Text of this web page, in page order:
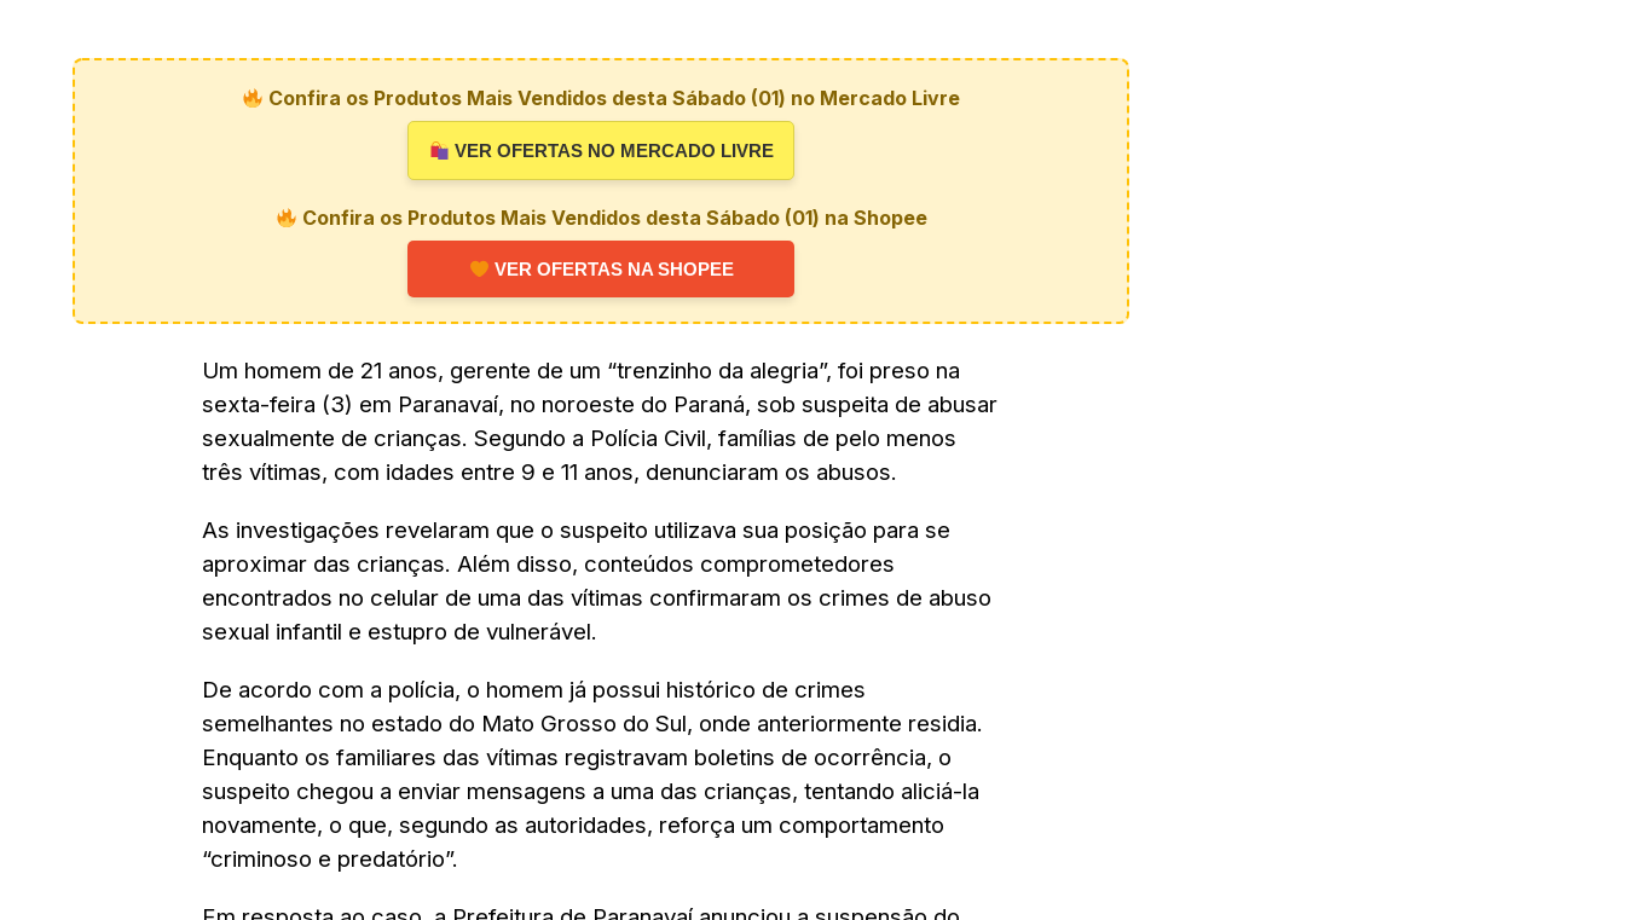
Confira os Produtos Mais Vendidos desta Sábado (01) no Mercado Livre
VER OFERTAS NO MERCADO LIVRE
Confira os Produtos Mais Vendidos desta Sábado (01) na Shopee
VER OFERTAS NA SHOPEE
Um homem de 21 anos, gerente de um “trenzinho da alegria”, foi preso na
sexta-feira (3) em Paranavaí, no noroeste do Paraná, sob suspeita de abusar
sexualmente de crianças. Segundo a Polícia Civil, famílias de pelo menos
três vítimas, com idades entre 9 e 11 anos, denunciaram os abusos.
As investigações revelaram que o suspeito utilizava sua posição para se
aproximar das crianças. Além disso, conteúdos comprometedores
encontrados no celular de uma das vítimas confirmaram os crimes de abuso
sexual infantil e estupro de vulnerável.
De acordo com a polícia, o homem já possui histórico de crimes
semelhantes no estado do Mato Grosso do Sul, onde anteriormente residia.
Enquanto os familiares das vítimas registravam boletins de ocorrência, o
suspeito chegou a enviar mensagens a uma das crianças, tentando aliciá-la
novamente, o que, segundo as autoridades, reforça um comportamento
“criminoso e predatório”.